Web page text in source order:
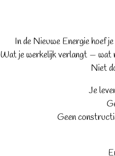
In de Nieuwe Energie hoef
Wat je werkelijk verlangt — wat
Niet
Je
Geen